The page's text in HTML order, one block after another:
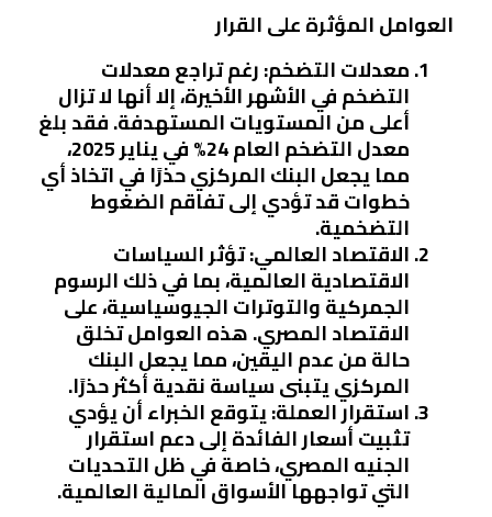
العوامل المؤثرة على القرار
معدلات التضخم: رغم تراجع معدلات
التضخم في الأشهر الأخيرة، إلا أنها لا تزال
أعلى من المستويات المستهدفة. فقد بلغ
معدل التضخم العام 24% في يناير 2025،
مما يجعل البنك المركزي حذرًا في اتخاذ أي
خطوات قد تؤدي إلى تفاقم الضغوط
التضخمية.
الاقتصاد العالمي: تؤثر السياسات
الاقتصادية العالمية، بما في ذلك الرسوم
الجمركية والتوترات الجيوسياسية، على
الاقتصاد المصري. هذه العوامل تخلق
حالة من عدم اليقين، مما يجعل البنك
المركزي يتبنى سياسة نقدية أكثر حذرًا.
استقرار العملة: يتوقع الخبراء أن يؤدي
تثبيت أسعار الفائدة إلى دعم استقرار
الجنيه المصري، خاصة في ظل التحديات
التي تواجهها الأسواق المالية العالمية.